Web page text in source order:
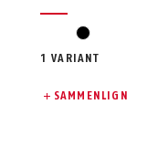
sort
1 VARIANT
SAMMENLIGN